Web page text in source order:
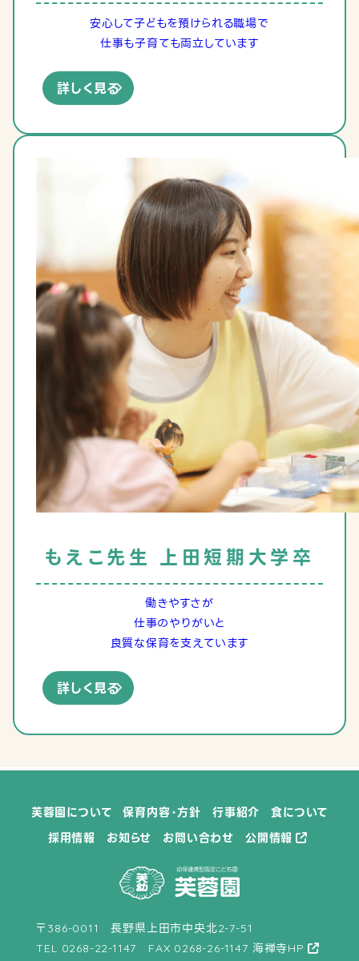
安心して子どもを預けられる職場で
仕事も子育ても両立しています
詳しく見る
もえこ 先生 上田短期大学卒
働きやすさが
仕事のやりがいと
良質な保育を支えています
詳しく見る
見学ご希望の方へ
採用情報
芙蓉園について 保育内容・方針 行事紹介
食について
採用情報
お知らせ お問い合わせ 公開情報
〒386-0011 長野県上田市中央北2-7-51
TEL 0268-22-1147 FAX 0268-26-1147 海禅寺HP